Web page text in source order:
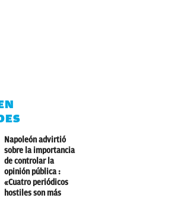
Napoleón advirtió
sobre la importancia
de controlar la
opinión pública :
«Cuatro periódicos
hostiles son más